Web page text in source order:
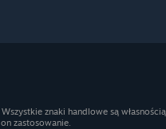
znaki handlowe są
zastosowanie.